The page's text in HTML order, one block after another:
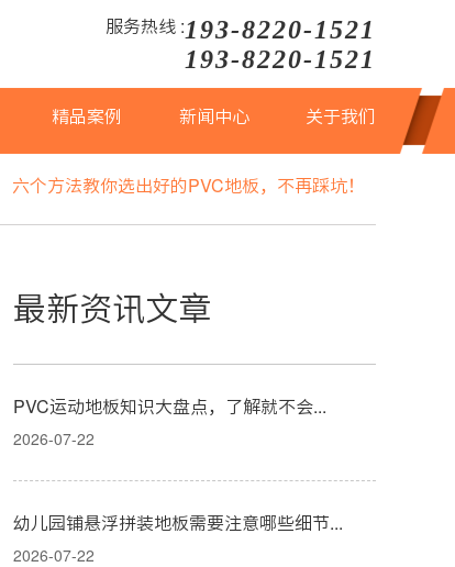
服务热线 :193-8220-1521
193-8220-1521
精品案例 新闻中心 关于我们
六个方法教你选出好的PVC地板，不再踩坑！
最新资讯文章
2026-07-22
2026-07-22